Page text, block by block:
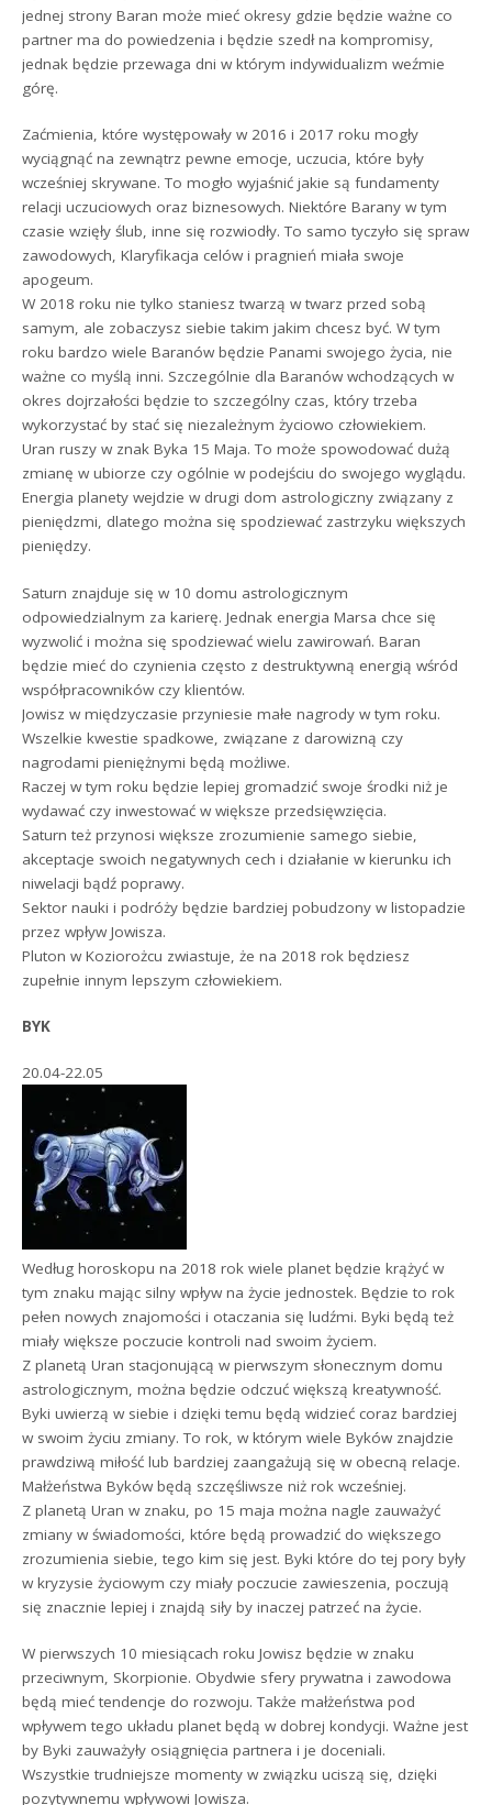
jednej strony Baran może mieć okresy gdzie będzie ważne co
partner ma do powiedzenia i będzie szedł na kompromisy,
jednak będzie przewaga dni w którym indywidualizm weźmie
górę.
Zaćmienia, które występowały w 2016 i 2017 roku mogły
wyciągnąć na zewnątrz pewne emocje, uczucia, które były
wcześniej skrywane. To mogło wyjaśnić jakie są fundamenty
relacji uczuciowych oraz biznesowych. Niektóre Barany w tym
czasie wzięły ślub, inne się rozwiodły. To samo tyczyło się spraw
zawodowych, Klaryfikacja celów i pragnień miała swoje
apogeum.
W 2018 roku nie tylko staniesz twarzą w twarz przed sobą
samym, ale zobaczysz siebie takim jakim chcesz być. W tym
roku bardzo wiele Baranów będzie Panami swojego życia, nie
ważne co myślą inni. Szczególnie dla Baranów wchodzących w
okres dojrzałości będzie to szczególny czas, który trzeba
wykorzystać by stać się niezależnym życiowo człowiekiem.
Uran ruszy w znak Byka 15 Maja. To może spowodować dużą
zmianę w ubiorze czy ogólnie w podejściu do swojego wyglądu.
Energia planety wejdzie w drugi dom astrologiczny związany z
pieniędzmi, dlatego można się spodziewać zastrzyku większych
pieniędzy.
Saturn znajduje się w 10 domu astrologicznym
odpowiedzialnym za karierę. Jednak energia Marsa chce się
wyzwolić i można się spodziewać wielu zawirowań. Baran
będzie mieć do czynienia często z destruktywną energią wśród
współpracowników czy klientów.
Jowisz w międzyczasie przyniesie małe nagrody w tym roku.
Wszelkie kwestie spadkowe, związane z darowizną czy
nagrodami pieniężnymi będą możliwe.
Raczej w tym roku będzie lepiej gromadzić swoje środki niż je
wydawać czy inwestować w większe przedsięwzięcia.
Saturn też przynosi większe zrozumienie samego siebie,
akceptacje swoich negatywnych cech i działanie w kierunku ich
niwelacji bądź poprawy.
Sektor nauki i podróży będzie bardziej pobudzony w listopadzie
przez wpływ Jowisza.
Pluton w Koziorożcu zwiastuje, że na 2018 rok będziesz
zupełnie innym lepszym człowiekiem.
BYK
20.04-22.05
Według horoskopu na 2018 rok wiele planet będzie krążyć w
tym znaku mając silny wpływ na życie jednostek. Będzie to rok
pełen nowych znajomości i otaczania się ludźmi. Byki będą też
miały większe poczucie kontroli nad swoim życiem.
Z planetą Uran stacjonującą w pierwszym słonecznym domu
astrologicznym, można będzie odczuć większą kreatywność.
Byki uwierzą w siebie i dzięki temu będą widzieć coraz bardziej
w swoim życiu zmiany. To rok, w którym wiele Byków znajdzie
prawdziwą miłość lub bardziej zaangażują się w obecną relacje.
Małżeństwa Byków będą szczęśliwsze niż rok wcześniej.
Z planetą Uran w znaku, po 15 maja można nagle zauważyć
zmiany w świadomości, które będą prowadzić do większego
zrozumienia siebie, tego kim się jest. Byki które do tej pory były
w kryzysie życiowym czy miały poczucie zawieszenia, poczują
się znacznie lepiej i znajdą siły by inaczej patrzeć na życie.
W pierwszych 10 miesiącach roku Jowisz będzie w znaku
przeciwnym, Skorpionie. Obydwie sfery prywatna i zawodowa
będą mieć tendencje do rozwoju. Także małżeństwa pod
wpływem tego układu planet będą w dobrej kondycji. Ważne jest
by Byki zauważyły osiągnięcia partnera i je doceniali.
Wszystkie trudniejsze momenty w związku uciszą się, dzięki
pozytywnemu wpływowi Jowisza.